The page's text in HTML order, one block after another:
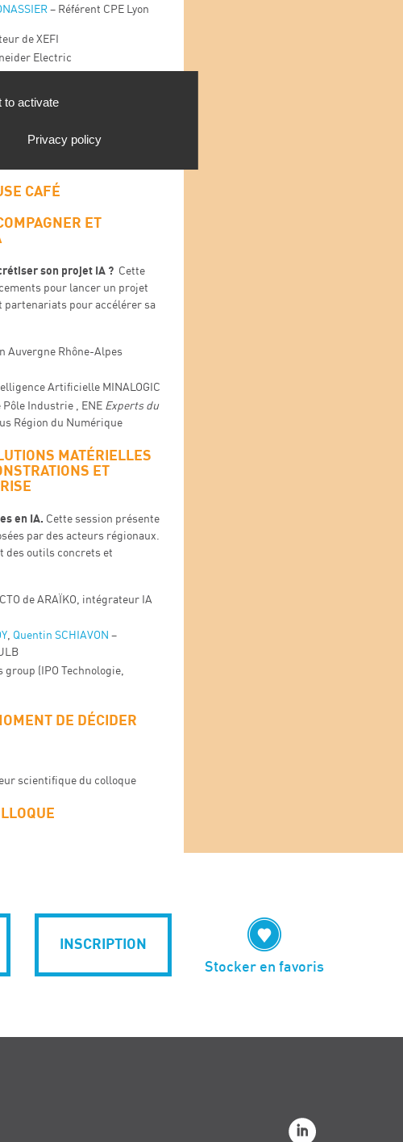
– Référent CPE Lyon
de XEFI
Electric
THÉÂTRAL
chef de projet» p
CAFÉ
ET
son projet IA ? Cette
pour lancer un projet
partenariats pour accélérer sa
Auvergne Rhône-Alpes
Artificielle MINALOGIC
Industrie , ENE Experts du
Région du Numérique
MATÉRIELLES
ET
en IA. Cette session présente
par des acteurs régionaux.
des outils concrets et
de ARAÏKO, intégrateur IA
, Quentin SCHIAVON –
group (IPO Technologie,
DE DÉCIDER
scientifique du colloque
INSCRIPTION
Stocker en favoris
to activate
Privacy policy